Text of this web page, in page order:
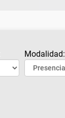
Modalidad: